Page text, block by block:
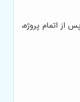
اتمام پروژه،